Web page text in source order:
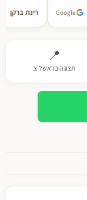
Google רינת ברקן
📍
תצוגה בראשל׳צ